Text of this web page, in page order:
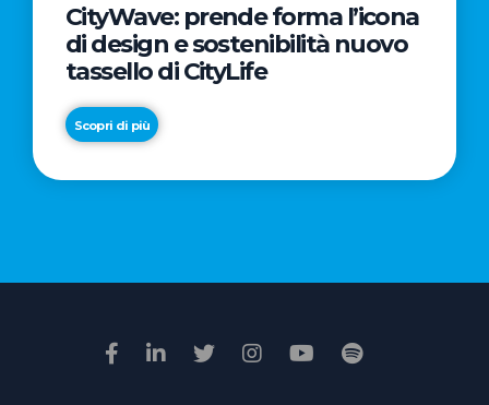
CityWave: prende forma l’icona
di design e sostenibilità nuovo
tassello di CityLife
Scopri di più
News
“Passione
il
della
giuria